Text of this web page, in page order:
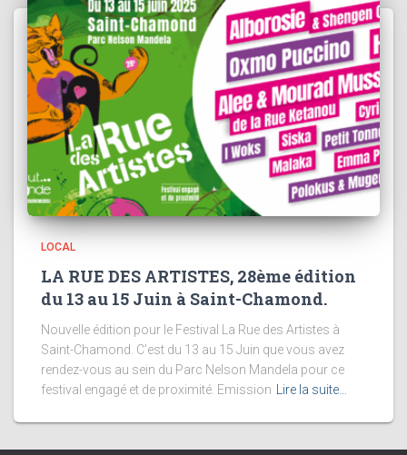
LOCAL
LA RUE DES ARTISTES, 28ème édition
du 13 au 15 Juin à Saint-Chamond.
Nouvelle édition pour le Festival La Rue des Artistes à
Saint-Chamond. C’est du 13 au 15 Juin que vous avez
rendez-vous au sein du Parc Nelson Mandela pour ce
festival engagé et de proximité. Emission
Lire la suite…